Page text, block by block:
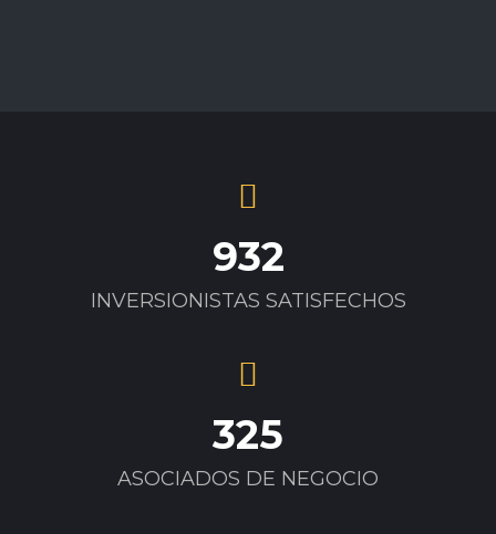
932
INVERSIONISTAS SATISFECHOS
325
ASOCIADOS DE NEGOCIO